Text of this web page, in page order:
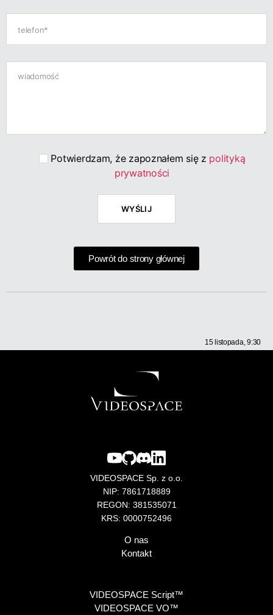
Potwierdzam, że zapoznałem się z polityką
prywatności
Powrót do strony głównej
15 listopada, 9:30
VIDEOSPACE Sp. z o.o.
NIP: 7861718889
REGON: 381535071
KRS: 0000752496
O nas
Kontakt
VIDEOSPACE Script™
VIDEOSPACE VO™